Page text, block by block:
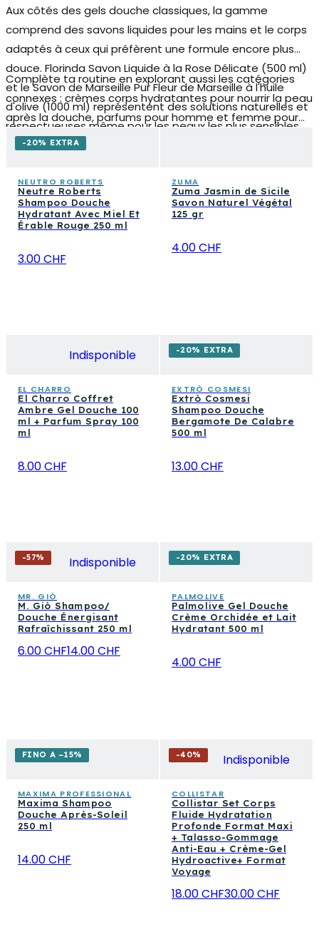
Aux côtés des gels douche classiques, la gamme
comprend des savons liquides pour les mains et le corps
adaptés à ceux qui préfèrent une formule encore plus
douce. Florinda Savon Liquide à la Rose Délicate (500 ml)
et le Savon de Marseille Pur Fleur de Marseille à l'huile
d'olive (1000 ml) représentent des solutions naturelles et
respectueuses même pour les peaux les plus sensibles.
Complète ta routine en explorant aussi les catégories
connexes : crèmes corps hydratantes pour nourrir la peau
après la douche, parfums pour homme et femme pour
assortir la fragrances préférée, et produits pour cheveux
-20% EXTRA
NEUTRO ROBERTS
Neutre Roberts
Shampoo Douche
Hydratant Avec Miel Et
Érable Rouge 250 ml
3.00 CHF
ZUMA
Zuma Jasmin de Sicile
Savon Naturel Végétal
125 gr
4.00 CHF
Indisponible
EL CHARRO
El Charro Coffret
Ambre Gel Douche 100
ml + Parfum Spray 100
ml
8.00 CHF
-20% EXTRA
EXTRÒ COSMESI
Extrò Cosmesi
Shampoo Douche
Bergamote De Calabre
500 ml
13.00 CHF
-57% Indisponible
MR. GIÒ
M. Giò Shampoo/
Douche Énergisant
Rafraîchissant 250 ml
6.00 CHF14.00 CHF
-20% EXTRA
PALMOLIVE
Palmolive Gel Douche
Crème Orchidée et Lait
Hydratant 500 ml
4.00 CHF
FINO A −15%
MAXIMA PROFESSIONAL
Maxima Shampoo
Douche Après-Soleil
250 ml
14.00 CHF
-40% Indisponible
COLLISTAR
Collistar Set Corps
Fluide Hydratation
Profonde Format Maxi
+ Talasso-Gommage
Anti-Eau + Crème-Gel
Hydroactive+ Format
Voyage
18.00 CHF30.00 CHF